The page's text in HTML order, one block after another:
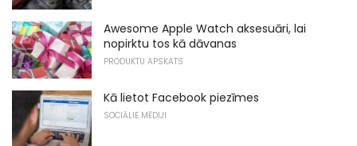
Awesome Apple Watch aksesuāri, lai
nopirktu tos kā dāvanas
PRODUKTU APSKATS
Kā lietot Facebook piezīmes
SOCIĀLIE MĒDIJI